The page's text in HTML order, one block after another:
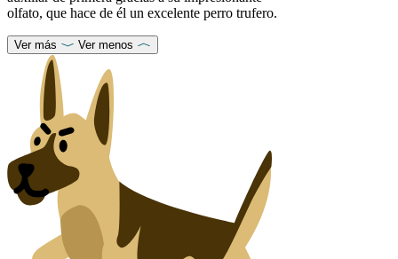
olfato, que hace de él un excelente perro trufero.
Ver más Ver menos